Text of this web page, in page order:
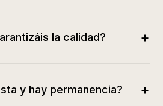
la calidad? +
y hay permanencia? +